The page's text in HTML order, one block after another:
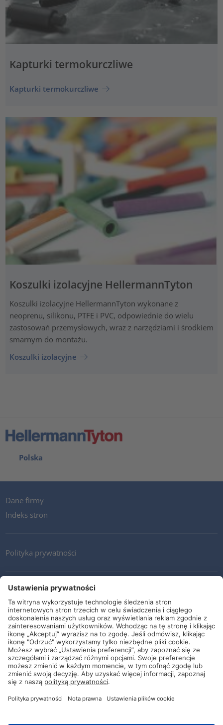
Kapturki termokurczliwe
Kapturki termokurczliwe
Koszulki izolacyjne HellermannTyton
Koszulki izolacyjne HellermannTyton wykonane z
neoprenu, silikonu, PTFE i PVC, odpowiednie do wielu
zastosowań przemysłowych, wraz z narzędziami i środkiem
smarnym do montażu.
Koszulki izolacyjne
Polska
Dane firmy
Indeks stron
Polityka prywatności
Kontakt
Newsletter
Ogólne warunki i dostawy
Wytyczne i zobowiązania
Media społecznościowe